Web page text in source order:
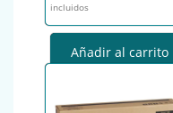
incluidos
Añadir al carrito